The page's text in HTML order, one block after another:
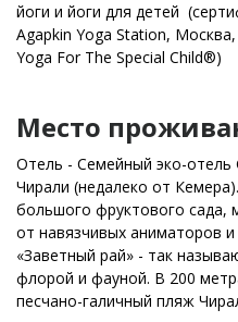
йоги и йоги для детей
Agapkin Yoga Station,
Yoga For The Special Child®)
Место
Отель - Семейный эко-отель
Чирали (недалеко от
большого фруктового сада,
от навязчивых аниматоров
«Заветный рай» - так
флорой и фауной. В 200
песчано-галичный пляж